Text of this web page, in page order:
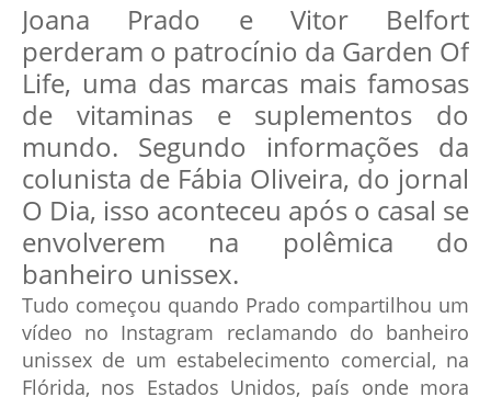
Joana Prado e Vitor Belfort
perderam o patrocínio da Garden Of
Life, uma das marcas mais famosas
de vitaminas e suplementos do
mundo. Segundo informações da
colunista de Fábia Oliveira, do jornal
O Dia, isso aconteceu após o casal se
envolverem na polêmica do
banheiro unissex.
Tudo começou quando Prado compartilhou um
vídeo no Instagram reclamando do banheiro
unissex de um estabelecimento comercial, na
Flórida, nos Estados Unidos, país onde mora